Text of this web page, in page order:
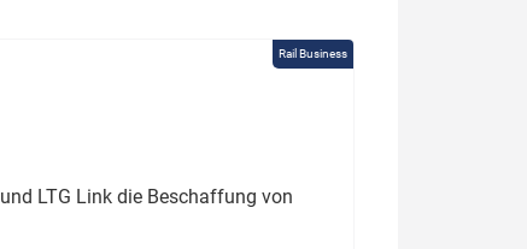
Rail Business
LTG Link die Beschaffung von